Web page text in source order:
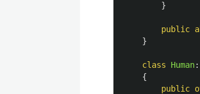
}
public
}
class Human:
{
public